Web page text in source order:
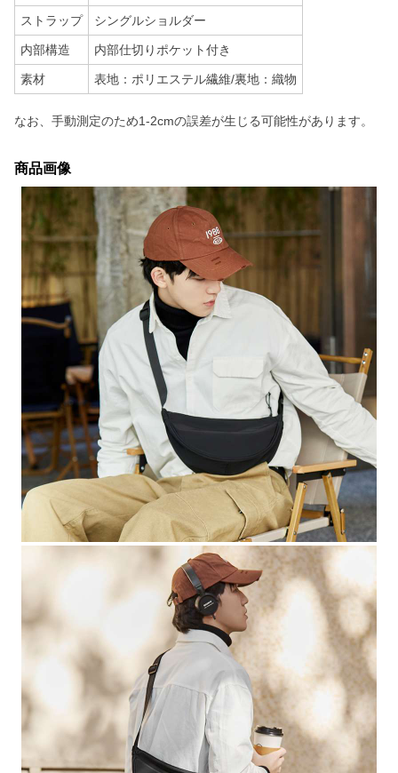
ストラップ シングルショルダー
内部構造 内部仕切りポケット付き
素材 表地：ポリエステル繊維/裏地：織物
なお、手動測定のため1-2cmの誤差が生じる可能性があります。
商品画像